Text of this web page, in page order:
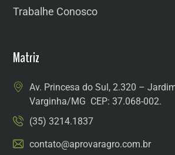
Trabalhe Conosco
Matriz
Av. Princesa do Sul, 2.320 –
Varginha/MG CEP: 37.068-002.
(35) 3214.1837
contato@aprovaragro.com.br